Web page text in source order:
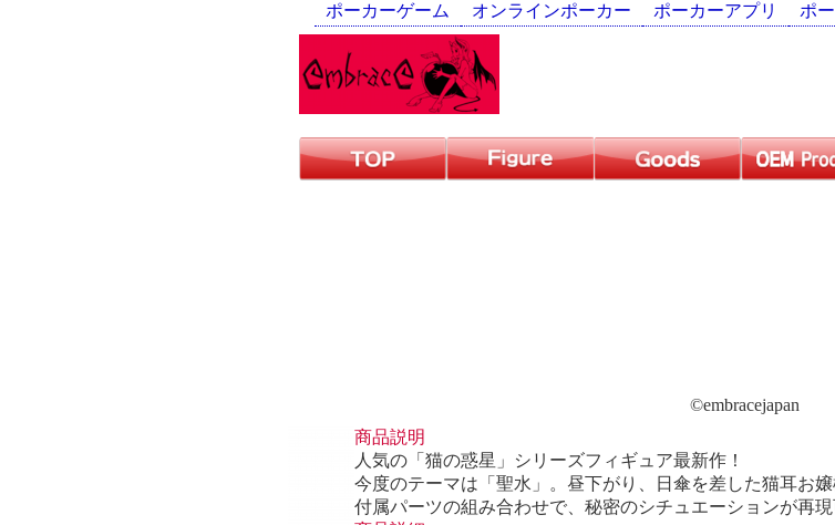
ポーカーゲーム オンラインポーカー ポーカーアプリ ポ
©embracejapan
商品説明
人気の「猫の惑星」シリーズフィギュア最新作！
今度のテーマは「聖水」。昼下がり、日傘を差した猫耳お
付属パーツの組み合わせで、秘密のシチュエーションが再現